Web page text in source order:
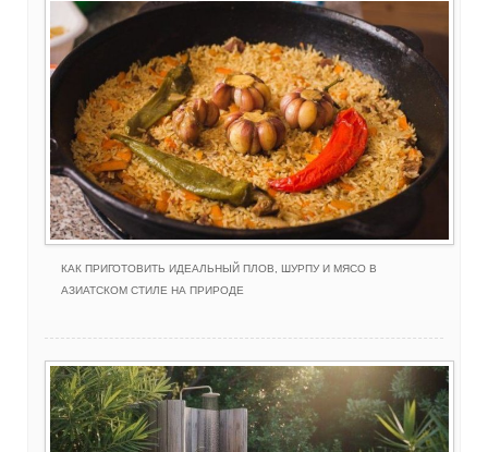
КАК ПРИГОТОВИТЬ ИДЕАЛЬНЫЙ ПЛОВ, ШУРПУ И МЯСО В
АЗИАТСКОМ СТИЛЕ НА ПРИРОДЕ